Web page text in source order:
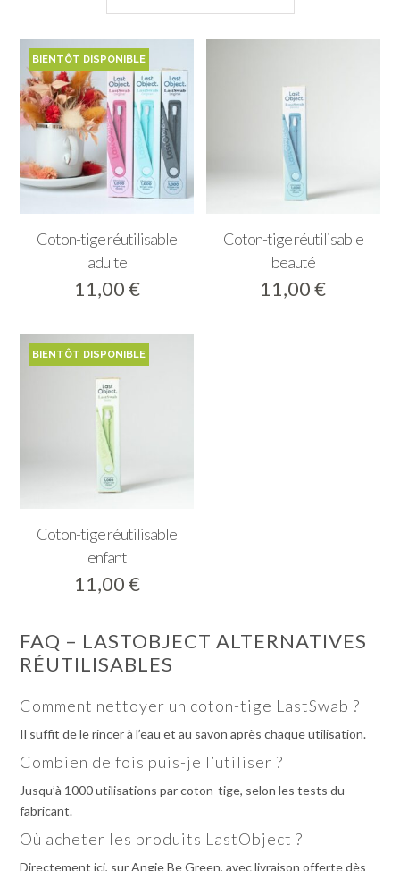
Coton-tige réutilisable
adulte
11,00€
Coton-tige réutilisable
beauté
11,00€
Coton-tige réutilisable
enfant
11,00€
FAQ – LASTOBJECT ALTERNATIVES
RÉUTILISABLES
Comment nettoyer un coton-tige LastSwab ?
Il suffit de le rincer à l’eau et au savon après chaque utilisation.
Combien de fois puis-je l’utiliser ?
Jusqu’à 1000 utilisations par coton-tige, selon les tests du
fabricant.
Où acheter les produits LastObject ?
Directement ici, sur Angie Be Green, avec livraison offerte dès